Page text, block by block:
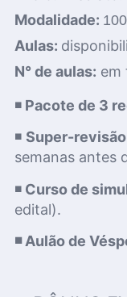
Modalidade:
Aulas:
N° de aulas: em
◾ Pacote de 3
◾ Super-
semanas antes
◾Curso de
edital).
◾ Aulão de